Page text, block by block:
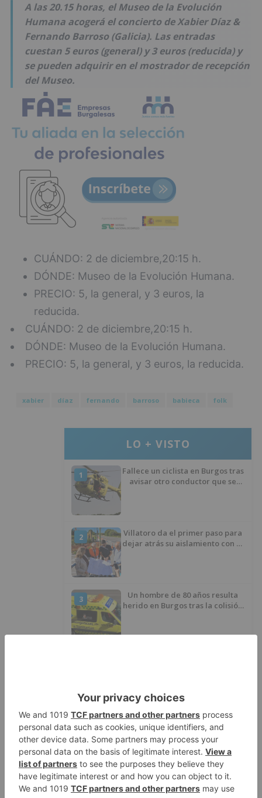
A las 20.15 horas, el Museo de la Evolución
Humana acogerá el concierto de Xabier Díaz &
Fernando Barroso (Galicia). Las entradas
cuestan 5 euros (general) y 3 euros (reducida) y
se pueden adquirir en el mostrador de recepción
del Museo.
CUÁNDO: 2 de diciembre,20:15 h.
DÓNDE: Museo de la Evolución Humana.
PRECIO: 5, la general, y 3 euros, la
reducida.
CUÁNDO: 2 de diciembre,20:15 h.
DÓNDE: Museo de la Evolución Humana.
PRECIO: 5, la general, y 3 euros, la reducida.
xabier díaz fernando barroso babieca folk
LO + VISTO
1
Fallece un ciclista en Burgos tras
avisar otro conductor que se
2
Villatoro da el primer paso para
dejar atrás su aislamiento con el
3
Un hombre de 80 años resulta
herido en Burgos tras la colisión
5
La Guardia Civil desmonta la
versión de un repartidor tras
desaparecer 3.256 euros